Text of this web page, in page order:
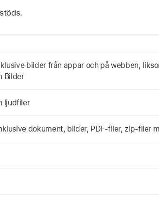
bilder från appar och på webben,
Bilder
ljudfiler
dokument, bilder, PDF-filer, zip-filer